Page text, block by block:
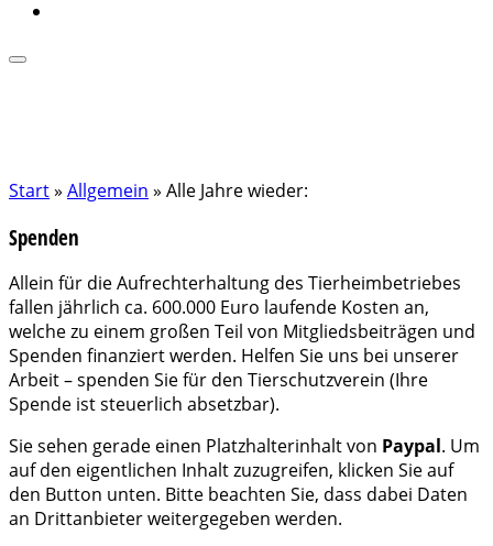
Start» Allgemein » Alle Jahre wieder:
Spenden
Allein für die Aufrechterhaltung des Tierheimbetriebes
fallen jährlich ca. 600.000 Euro laufende Kosten an,
welche zu einem großen Teil von Mitgliedsbeiträgen und
Spenden finanziert werden. Helfen Sie uns bei unserer
Arbeit – spenden Sie für den Tierschutzverein (Ihre
Spende ist steuerlich absetzbar).
Sie sehen gerade einen Platzhalterinhalt von Paypal. Um
auf den eigentlichen Inhalt zuzugreifen, klicken Sie auf
den Button unten. Bitte beachten Sie, dass dabei Daten
an Drittanbieter weitergegeben werden.